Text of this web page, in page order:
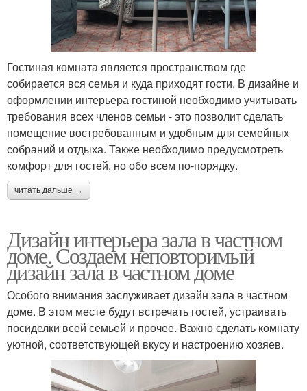
Гостиная комната является пространством где
собирается вся семья и куда приходят гости. В дизайне и
оформлении интерьера гостиной необходимо учитывать
требования всех членов семьи - это позволит сделать
помещение востребованным и удобным для семейных
собраний и отдыха. Также необходимо предусмотреть
комфорт для гостей, но обо всем по-порядку.
читать дальше →
Дизайн интерьера зала в частном
доме. Создаем неповторимый
дизайн зала в частном доме
Особого внимания заслуживает дизайн зала в частном
доме. В этом месте будут встречать гостей, устраивать
посиделки всей семьей и прочее. Важно сделать комнату
уютной, соответствующей вкусу и настроению хозяев.